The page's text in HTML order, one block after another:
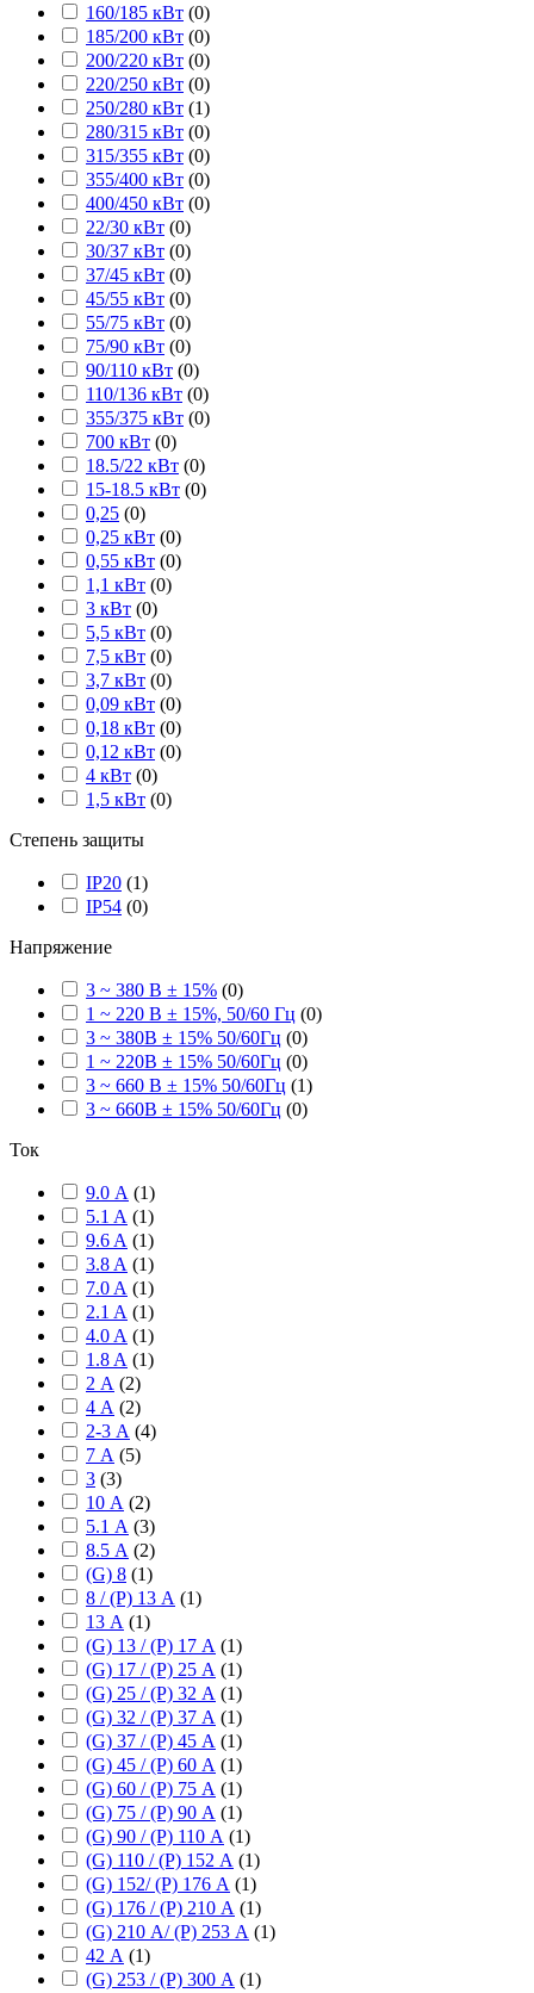
160/185 кВт (0)
185/200 кВт (0)
200/220 кВт (0)
220/250 кВт (0)
250/280 кВт (1)
280/315 кВт (0)
315/355 кВт (0)
355/400 кВт (0)
400/450 кВт (0)
22/30 кВт (0)
30/37 кВт (0)
37/45 кВт (0)
45/55 кВт (0)
55/75 кВт (0)
75/90 кВт (0)
90/110 кВт (0)
110/136 кВт (0)
355/375 кВт (0)
700 кВт (0)
18.5/22 кВт (0)
15-18.5 кВт (0)
0,25 (0)
0,25 кВт (0)
0,55 кВт (0)
1,1 кВт (0)
3 кВт (0)
5,5 кВт (0)
7,5 кВт (0)
3,7 кВт (0)
0,09 кВт (0)
0,18 кВт (0)
0,12 кВт (0)
4 кВт (0)
1,5 кВт (0)
Степень защиты
IP20 (1)
IP54 (0)
Напряжение
3 ~ 380 В ± 15% (0)
1 ~ 220 В ± 15%, 50/60 Гц (0)
3 ~ 380В ± 15% 50/60Гц (0)
1 ~ 220В ± 15% 50/60Гц (0)
3 ~ 660 В ± 15% 50/60Гц (1)
3 ~ 660В ± 15% 50/60Гц (0)
Ток
9.0 А (1)
5.1 A (1)
9.6 A (1)
3.8 A (1)
7.0 A (1)
2.1 A (1)
4.0 A (1)
1.8 A (1)
2 А (2)
4 А (2)
2-3 А (4)
7 А (5)
3 (3)
10 А (2)
5.1 А (3)
8.5 А (2)
(G) 8 (1)
8 / (P) 13 А (1)
13 А (1)
(G) 13 / (P) 17 А (1)
(G) 17 / (P) 25 А (1)
(G) 25 / (P) 32 А (1)
(G) 32 / (P) 37 А (1)
(G) 37 / (P) 45 А (1)
(G) 45 / (P) 60 А (1)
(G) 60 / (P) 75 А (1)
(G) 75 / (P) 90 А (1)
(G) 90 / (P) 110 А (1)
(G) 110 / (P) 152 А (1)
(G) 152/ (P) 176 А (1)
(G) 176 / (P) 210 А (1)
(G) 210 А/ (P) 253 А (1)
42 А (1)
(G) 253 / (P) 300 А (1)